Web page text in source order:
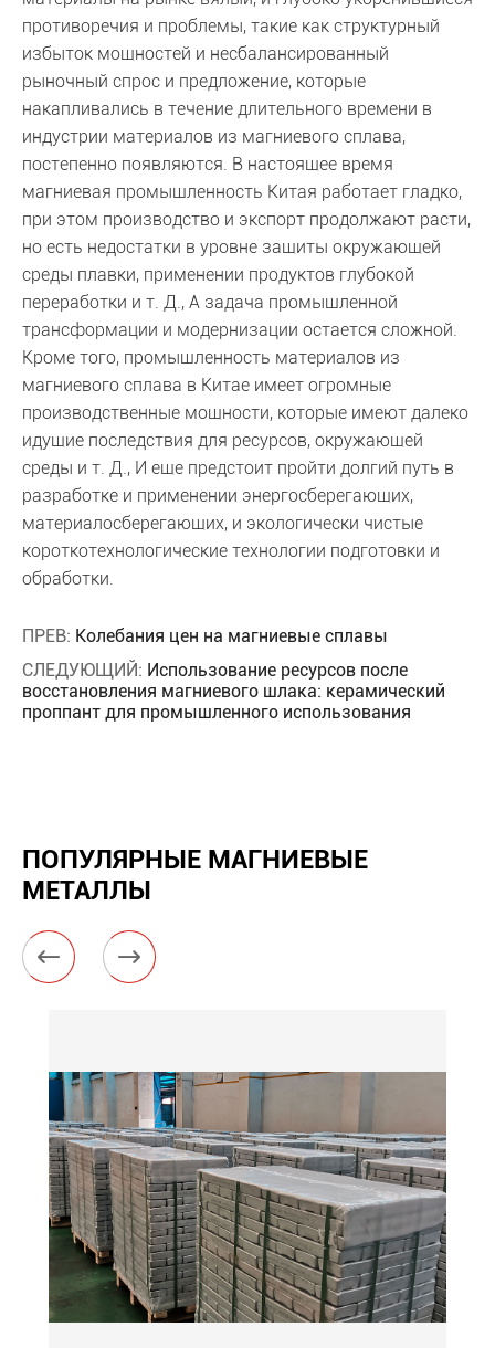
противоречия и проблемы, такие как структурный
избыток мощностей и несбалансированный
рыночный спрос и предложение, которые
накапливались в течение длительного времени в
индустрии материалов из магниевого сплава,
постепенно появляются. В настоящее время
магниевая промышленность Китая работает гладко,
при этом производство и экспорт продолжают расти,
но есть недостатки в уровне защиты окружающей
среды плавки, применении продуктов глубокой
переработки и т. Д., А задача промышленной
трансформации и модернизации остается сложной.
Кроме того, промышленность материалов из
магниевого сплава в Китае имеет огромные
производственные мощности, которые имеют далеко
идущие последствия для ресурсов, окружающей
среды и т. Д., И еще предстоит пройти долгий путь в
разработке и применении энергосберегающих,
материалосберегающих, и экологически чистые
короткотехнологические технологии подготовки и
обработки.
ПРЕВ: Колебания цен на магниевые сплавы
СЛЕДУЮЩИЙ: Использование ресурсов после
восстановления магниевого шлака: керамический
проппант для промышленного использования
ПОПУЛЯРНЫЕ МАГНИЕВЫЕ
МЕТАЛЛЫ
 